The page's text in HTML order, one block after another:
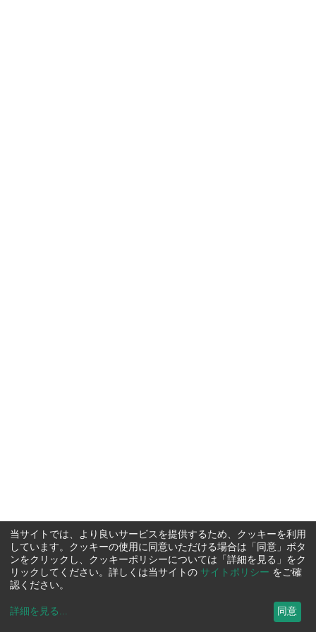
当サイトでは、より良いサービスを提供するため、クッキーを利用
しています。クッキーの使用に同意いただける場合は「同意」ボタ
ンをクリックし、クッキーポリシーについては「詳細を見る」をク
リックしてください。詳しくは当サイトの サイトポリシー をご確
認ください。
詳細を見る ... 同意